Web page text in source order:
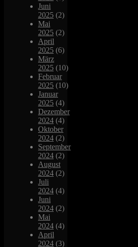
Juni
2025 (2)
Mai
2025 (2)
April
2025 (6)
März
2025 (10)
Februar
2025 (10)
Januar
2025 (4)
Dezember
2024 (4)
Oktober
2024 (2)
September
2024 (2)
August
2024 (2)
Juli
2024 (4)
Juni
2024 (2)
Mai
2024 (4)
April
2024 (3)